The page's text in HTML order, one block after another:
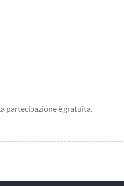
partecipazione è gratuita.